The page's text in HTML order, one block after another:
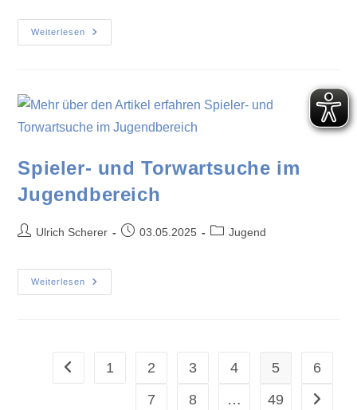
Weiterlesen
Spieler- und Torwartsuche im
Jugendbereich
Ulrich Scherer 03.05.2025 Jugend
Weiterlesen
1 2 3 4 5
6
7
8 … 49